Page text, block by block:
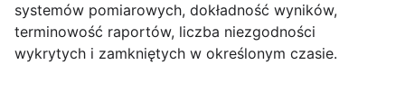
systemów pomiarowych, dokładność wyników,
terminowość raportów, liczba niezgodności
wykrytych i zamkniętych w określonym czasie.